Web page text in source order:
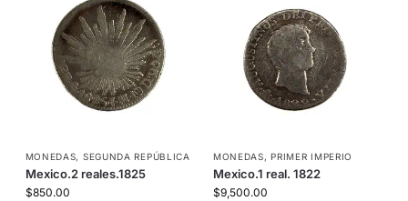
MONEDAS, SEGUNDA REPÚBLICA
Mexico.2 reales.1825
$850.00
MONEDAS,PRIMER IMPERIO
Mexico.1 real. 1822
$9,500.00